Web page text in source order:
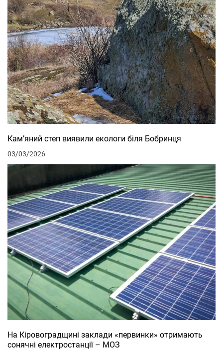
Кам’яний степ виявили екологи біля Бобринця
03/03/2026
На Кіровоградщині заклади «первинки» отримають
сонячні електростанції – МОЗ